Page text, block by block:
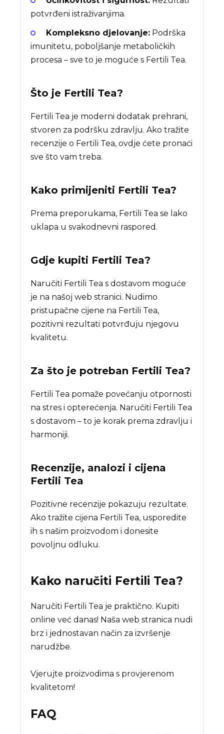
potvrđeni istraživanjima.
Kompleksno djelovanje: Podrška
imunitetu, poboljšanje metaboličkih
procesa – sve to je moguće s Fertili Tea.
Što je Fertili Tea?
Fertili Tea je moderni dodatak prehrani,
stvoren za podršku zdravlju. Ako tražite
recenzije o Fertili Tea, ovdje ćete pronaći
sve što vam treba.
Kako primijeniti Fertili Tea?
Prema preporukama, Fertili Tea se lako
uklapa u svakodnevni raspored.
Gdje kupiti Fertili Tea?
Naručiti Fertili Tea s dostavom moguće
je na našoj web stranici. Nudimo
pristupačne cijene na Fertili Tea,
pozitivni rezultati potvrđuju njegovu
kvalitetu.
Za što je potreban Fertili Tea?
Fertili Tea pomaže povećanju otpornosti
na stres i opterećenja. Naručiti Fertili Tea
s dostavom – to je korak prema zdravlju i
harmoniji.
Recenzije, analozi i cijena
Fertili Tea
Pozitivne recenzije pokazuju rezultate.
Ako tražite cijena Fertili Tea, usporedite
ih s našim proizvodom i donesite
povoljnu odluku.
Kako naručiti Fertili Tea?
Naručiti Fertili Tea je praktično. Kupiti
online već danas! Naša web stranica nudi
brz i jednostavan način za izvršenje
narudžbe.
Vjerujte proizvodima s provjerenom
kvalitetom!
FAQ